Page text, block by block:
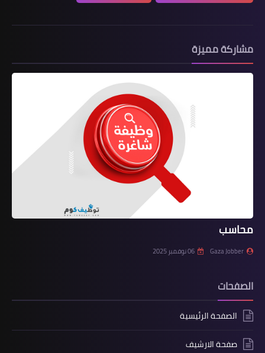
مشاركة مميزة
محاسب
Gaza Jobber 06 نوفمبر 2025
الصفحات
الصفحة الرئيسية
صفحة الارشيف